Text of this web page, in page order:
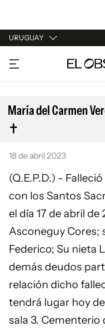
URUGUAY
URUGUAY
ARGENTINA
ESPAÑA
ESTADOS UNIDOS
María del Carmen
18 de abril 2023
(Q.E.P.D.) -
con los Santos
el día 17 de abril de
Asconeguy Cores;
Federico; Su nieta
demás deudos
relación dicho
tendrá lugar hoy de
sala 3. Cementerio